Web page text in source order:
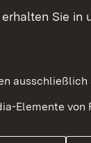
Sie in
Elemente